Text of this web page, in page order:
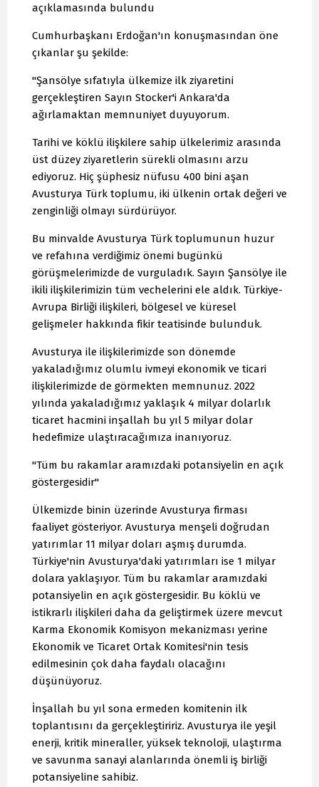
açıklamasında bulundu
Cumhurbaşkanı Erdoğan'ın konuşmasından öne
çıkanlar şu şekilde:
"Şansölye sıfatıyla ülkemize ilk ziyaretini
gerçekleştiren Sayın Stocker'i Ankara'da
ağırlamaktan memnuniyet duyuyorum.
Tarihi ve köklü ilişkilere sahip ülkelerimiz arasında
üst düzey ziyaretlerin sürekli olmasını arzu
ediyoruz. Hiç şüphesiz nüfusu 400 bini aşan
Avusturya Türk toplumu, iki ülkenin ortak değeri ve
zenginliği olmayı sürdürüyor.
Bu minvalde Avusturya Türk toplumunun huzur
ve refahına verdiğimiz önemi bugünkü
görüşmelerimizde de vurguladık. Sayın Şansölye ile
ikili ilişkilerimizin tüm vechelerini ele aldık. Türkiye-
Avrupa Birliği ilişkileri, bölgesel ve küresel
gelişmeler hakkında fikir teatisinde bulunduk.
Avusturya ile ilişkilerimizde son dönemde
yakaladığımız olumlu ivmeyi ekonomik ve ticari
ilişkilerimizde de görmekten memnunuz. 2022
yılında yakaladığımız yaklaşık 4 milyar dolarlık
ticaret hacmini inşallah bu yıl 5 milyar dolar
hedefimize ulaştıracağımıza inanıyoruz.
"Tüm bu rakamlar aramızdaki potansiyelin en açık
göstergesidir"
Ülkemizde binin üzerinde Avusturya firması
faaliyet gösteriyor. Avusturya menşeli doğrudan
yatırımlar 11 milyar doları aşmış durumda.
Türkiye'nin Avusturya'daki yatırımları ise 1 milyar
dolara yaklaşıyor. Tüm bu rakamlar aramızdaki
potansiyelin en açık göstergesidir. Bu köklü ve
istikrarlı ilişkileri daha da geliştirmek üzere mevcut
Karma Ekonomik Komisyon mekanizması yerine
Ekonomik ve Ticaret Ortak Komitesi'nin tesis
edilmesinin çok daha faydalı olacağını
düşünüyoruz.
İnşallah bu yıl sona ermeden komitenin ilk
toplantısını da gerçekleştiririz. Avusturya ile yeşil
enerji, kritik mineraller, yüksek teknoloji, ulaştırma
ve savunma sanayi alanlarında önemli iş birliği
potansiyeline sahibiz.